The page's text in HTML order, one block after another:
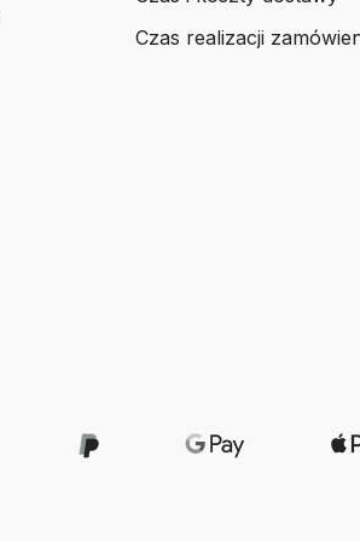
Czas realizacji